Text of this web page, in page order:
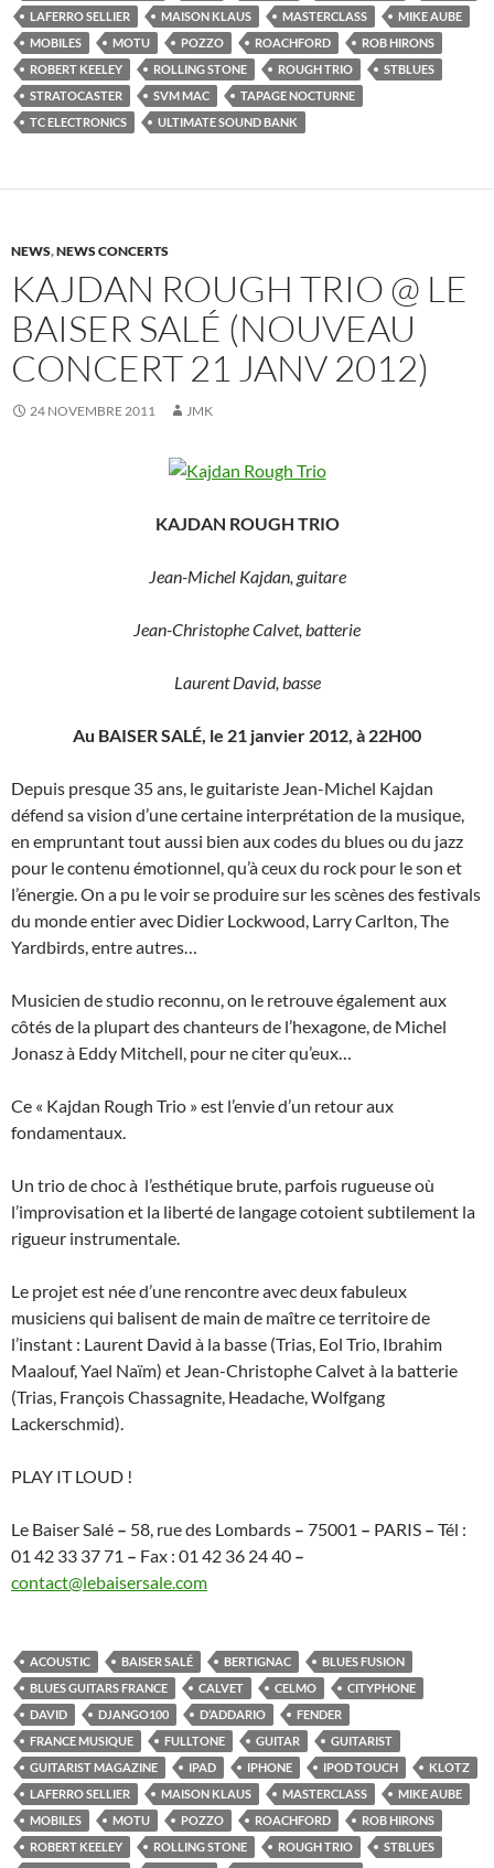
LAFERRO SELLIER
MAISON KLAUS MASTERCLASS
MIKE AUBE
MOBILES
MOTU POZZO ROACHFORD
ROB HIRONS
ROBERT KEELEY
ROLLING STONE ROUGH TRIO
STBLUES
STRATOCASTER
SVM MAC
TAPAGE NOCTURNE
TC ELECTRONICS
ULTIMATE SOUND BANK
NEWS,NEWS CONCERTS
KAJDAN ROUGH TRIO @ LE
BAISER SALÉ (NOUVEAU
CONCERT 21 JANV 2012)
24 NOVEMBRE 2011 JMK
KAJDAN ROUGH TRIO
Jean-Michel Kajdan, guitare
Jean-Christophe Calvet, batterie
Laurent David, basse
Au BAISER SALÉ, le 21 janvier 2012, à 22H00
Depuis presque 35 ans, le guitariste Jean-Michel Kajdan
défend sa vision d’une certaine interprétation de la musique,
en empruntant tout aussi bien aux codes du blues ou du jazz
pour le contenu émotionnel, qu’à ceux du rock pour le son et
l’énergie. On a pu le voir se produire sur les scènes des festivals
du monde entier avec Didier Lockwood, Larry Carlton, The
Yardbirds, entre autres…
Musicien de studio reconnu, on le retrouve également aux
côtés de la plupart des chanteurs de l’hexagone, de Michel
Jonasz à Eddy Mitchell, pour ne citer qu’eux…
Ce « Kajdan Rough Trio » est l’envie d’un retour aux
fondamentaux.
Un trio de choc à l’esthétique brute, parfois rugueuse où
l’improvisation et la liberté de langage cotoient subtilement la
rigueur instrumentale.
Le projet est née d’une rencontre avec deux fabuleux
musiciens qui balisent de main de maître ce territoire de
l’instant : Laurent David à la basse (Trias, Eol Trio, Ibrahim
Maalouf, Yael Naïm) et Jean-Christophe Calvet à la batterie
(Trias, François Chassagnite, Headache, Wolfgang
Lackerschmid).
PLAY IT LOUD !
Le Baiser Salé – 58, rue des Lombards – 75001 – PARIS – Tél :
01 42 33 37 71 – Fax : 01 42 36 24 40 –
contact@lebaisersale.com
ACOUSTIC BAISER SALÉ BERTIGNAC
BLUES FUSION
BLUES GUITARS FRANCE
CALVET CELMO
CITYPHONE
DAVID
DJANGO100 D’ADDARIO
FENDER
FRANCE MUSIQUE
FULLTONE GUITAR
GUITARIST
GUITARIST MAGAZINE
IPAD IPHONE IPOD TOUCH
KLOTZ
LAFERRO SELLIER
MAISON KLAUS MASTERCLASS
MIKE AUBE
MOBILES
MOTU POZZO ROACHFORD
ROB HIRONS
ROBERT KEELEY
ROLLING STONE ROUGH TRIO
STBLUES